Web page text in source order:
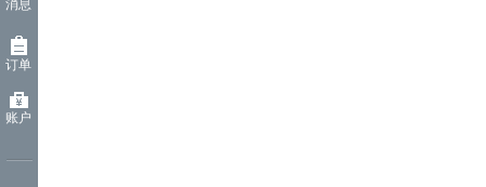
消息
订单
账户